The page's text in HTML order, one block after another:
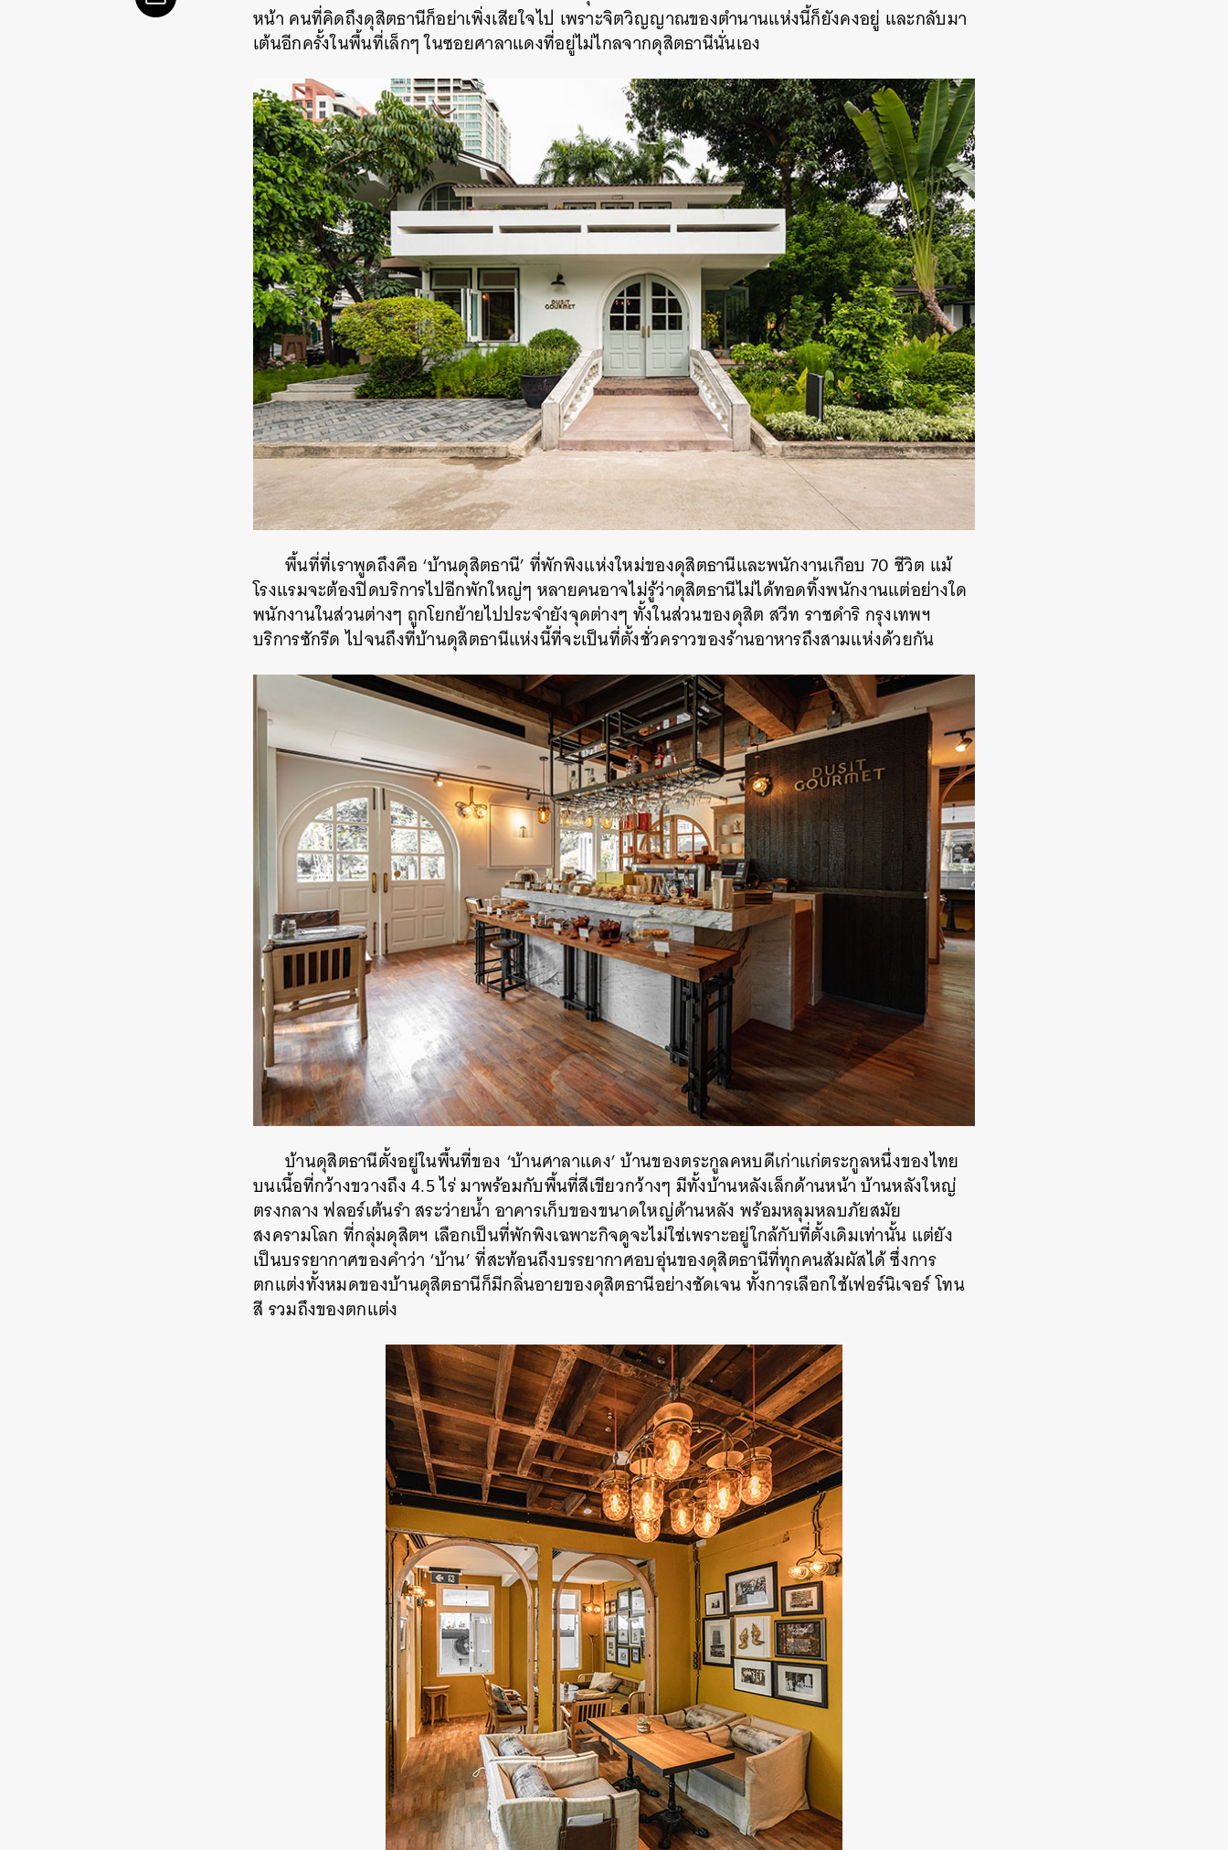
หน้า คนที่คิดถึงดุสิตธานีก็อย่าเพิ่งเสียใจไป เพราะจิตวิญญาณของตำนานแห่งนี้ก็ยังคงอยู่ และกลับมา
เต้นอีกครั้งในพื้นที่เล็กๆ ในซอยศาลาแดงที่อยู่ไม่ไกลจากดุสิตธานีนั่นเอง
พื้นที่ที่เราพูดถึงคือ ‘บ้านดุสิตธานี’ ที่พักพิงแห่งใหม่ของดุสิตธานีและพนักงานเกือบ 70 ชีวิต แม้
โรงแรมจะต้องปิดบริการไปอีกพักใหญ่ๆ หลายคนอาจไม่รู้ว่าดุสิตธานีไม่ได้ทอดทิ้งพนักงานแต่อย่างใด
พนักงานในส่วนต่างๆ ถูกโยกย้ายไปประจำยังจุดต่างๆ ทั้งในส่วนของดุสิต สวีท ราชดำริ กรุงเทพฯ
บริการซักรีด ไปจนถึงที่บ้านดุสิตธานีแห่งนี้ที่จะเป็นที่ตั้งชั่วคราวของร้านอาหารถึงสามแห่งด้วยกัน
บ้านดุสิตธานีตั้งอยู่ในพื้นที่ของ ‘บ้านศาลาแดง’ บ้านของตระกูลคหบดีเก่าแก่ตระกูลหนึ่งของไทย
บนเนื้อที่กว้างขวางถึง 4.5 ไร่ มาพร้อมกับพื้นที่สีเขียวกว้างๆ มีทั้งบ้านหลังเล็กด้านหน้า บ้านหลังใหญ่
ตรงกลาง ฟลอร์เต้นรำ สระว่ายน้ำ อาคารเก็บของขนาดใหญ่ด้านหลัง พร้อมหลุมหลบภัยสมัย
สงครามโลก ที่กลุ่มดุสิตฯ เลือกเป็นที่พักพิงเฉพาะกิจดูจะไม่ใช่เพราะอยู่ใกล้กับที่ตั้งเดิมเท่านั้น แต่ยัง
เป็นบรรยากาศของคำว่า ‘บ้าน’ ที่สะท้อนถึงบรรยากาศอบอุ่นของดุสิตธานีที่ทุกคนสัมผัสได้ ซึ่งการ
ตกแต่งทั้งหมดของบ้านดุสิตธานีก็มีกลิ่นอายของดุสิตธานีอย่างชัดเจน ทั้งการเลือกใช้เฟอร์นิเจอร์ โทน
สี รวมถึงของตกแต่ง
ค้นหา
SHARE TWEET LINE EMAIL